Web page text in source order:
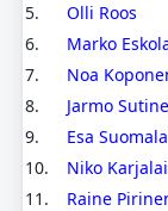
5.
Olli Roos
6.
Marko
7.
Noa
8.
Jarmo
9.
Esa
10.
Niko
11.
Raine